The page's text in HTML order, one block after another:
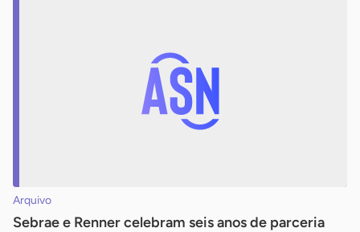
Arquivo
Sebrae e Renner celebram seis anos de parceria